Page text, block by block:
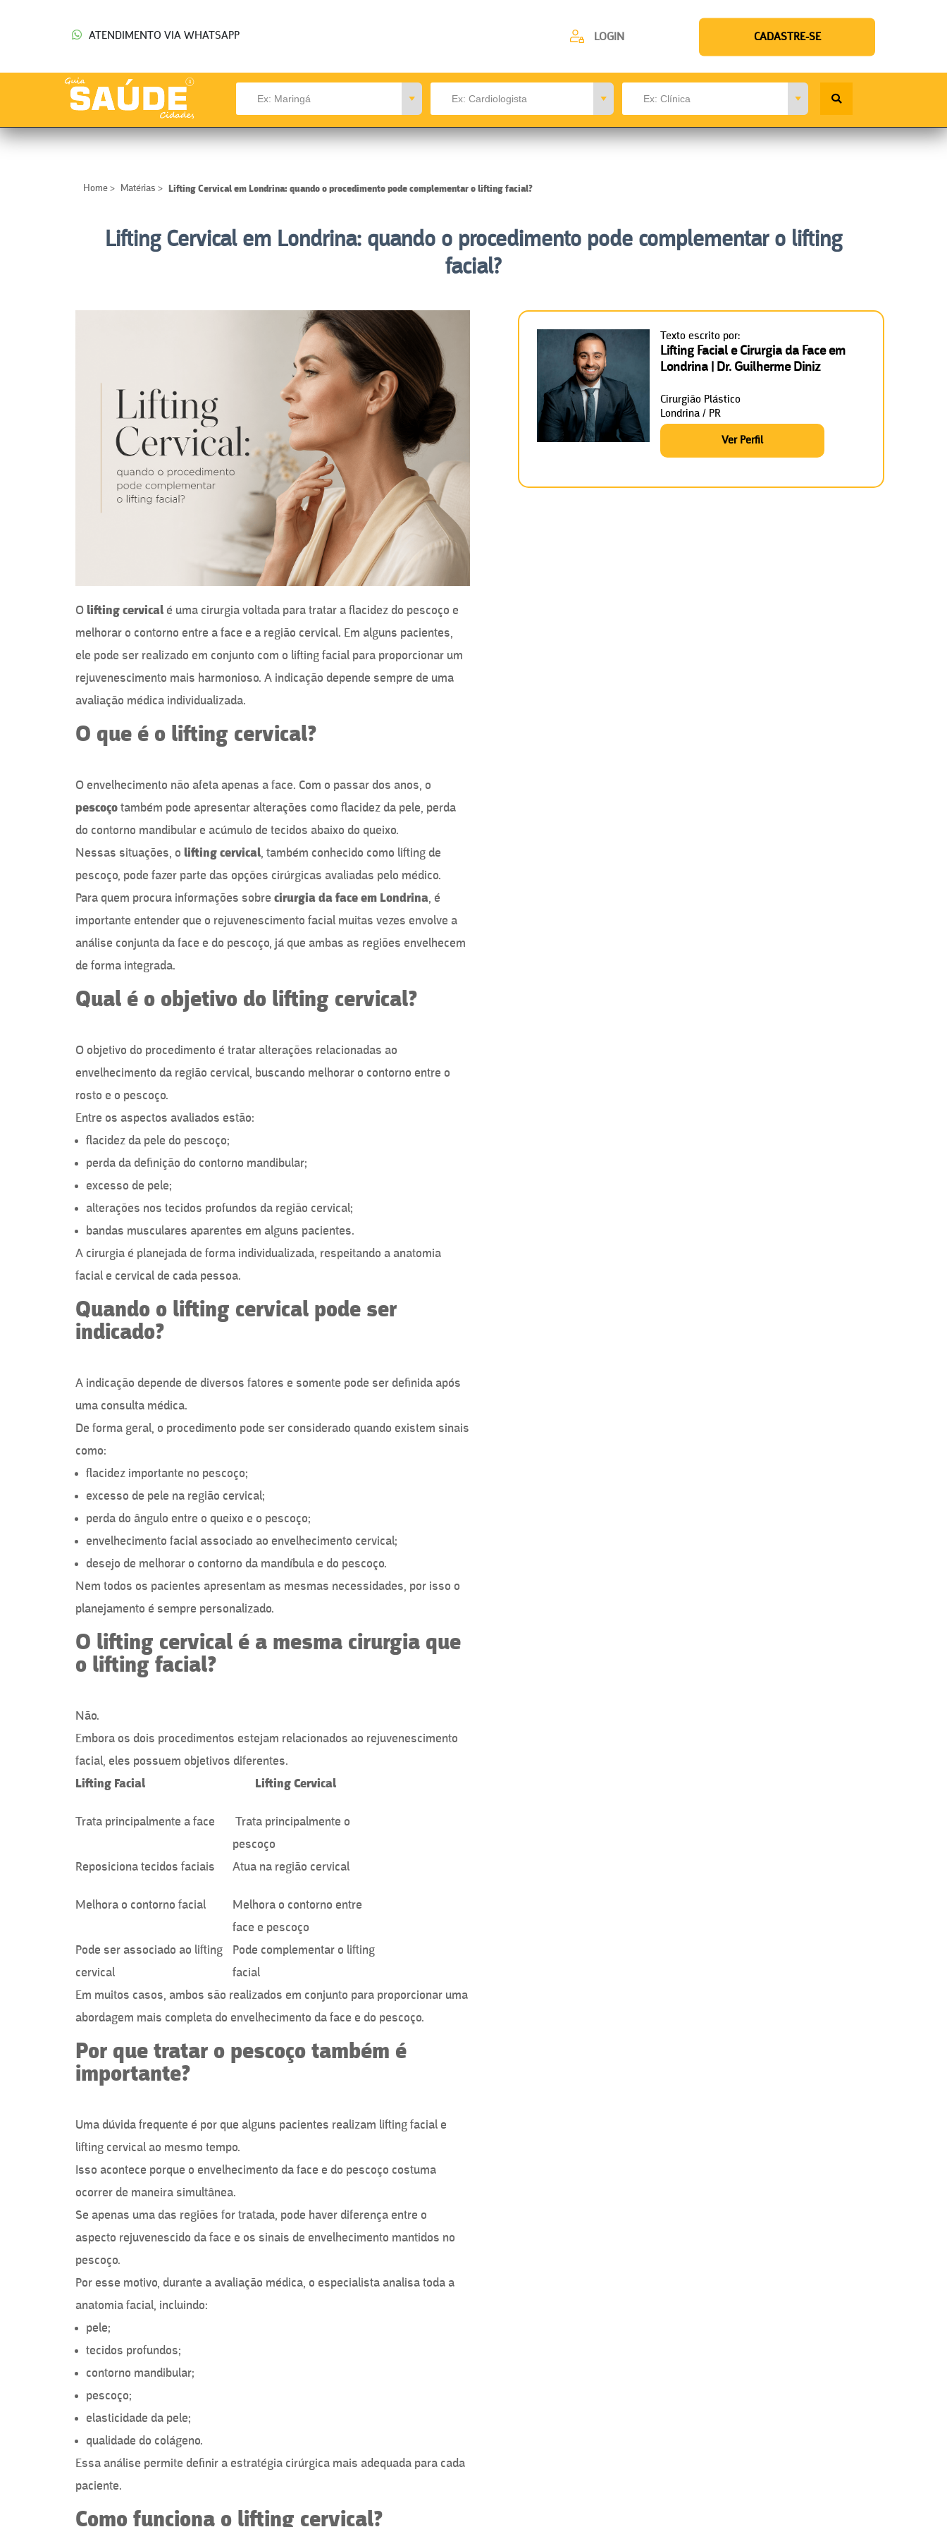
ATENDIMENTO VIA WHATSAPP LOGIN CADASTRE-SE
Home > Matérias > Lifting Cervical em Londrina: quando o procedimento pode complementar o lifting facial?
Lifting Cervical em Londrina: quando o procedimento pode complementar o lifting
facial?
O lifting cervical é uma cirurgia voltada para tratar a flacidez do pescoço e
melhorar o contorno entre a face e a região cervical. Em alguns pacientes,
ele pode ser realizado em conjunto com o lifting facial para proporcionar um
rejuvenescimento mais harmonioso. A indicação depende sempre de uma
avaliação médica individualizada.
O que é o lifting cervical?
O envelhecimento não afeta apenas a face. Com o passar dos anos, o
pescoço também pode apresentar alterações como flacidez da pele, perda
do contorno mandibular e acúmulo de tecidos abaixo do queixo.
Nessas situações, o lifting cervical, também conhecido como lifting de
pescoço, pode fazer parte das opções cirúrgicas avaliadas pelo médico.
Para quem procura informações sobre cirurgia da face em Londrina, é
importante entender que o rejuvenescimento facial muitas vezes envolve a
análise conjunta da face e do pescoço, já que ambas as regiões envelhecem
de forma integrada.
Qual é o objetivo do lifting cervical?
O objetivo do procedimento é tratar alterações relacionadas ao
envelhecimento da região cervical, buscando melhorar o contorno entre o
rosto e o pescoço.
Entre os aspectos avaliados estão:
flacidez da pele do pescoço;
perda da definição do contorno mandibular;
excesso de pele;
alterações nos tecidos profundos da região cervical;
bandas musculares aparentes em alguns pacientes.
A cirurgia é planejada de forma individualizada, respeitando a anatomia
facial e cervical de cada pessoa.
Quando o lifting cervical pode ser
indicado?
A indicação depende de diversos fatores e somente pode ser definida após
uma consulta médica.
De forma geral, o procedimento pode ser considerado quando existem sinais
como:
flacidez importante no pescoço;
excesso de pele na região cervical;
perda do ângulo entre o queixo e o pescoço;
envelhecimento facial associado ao envelhecimento cervical;
desejo de melhorar o contorno da mandíbula e do pescoço.
Nem todos os pacientes apresentam as mesmas necessidades, por isso o
planejamento é sempre personalizado.
O lifting cervical é a mesma cirurgia que
o lifting facial?
Não.
Embora os dois procedimentos estejam relacionados ao rejuvenescimento
facial, eles possuem objetivos diferentes.
Lifting Facial
Lifting Cervical
Trata principalmente a face
Trata principalmente o
pescoço
Reposiciona tecidos faciais
Atua na região cervical
Melhora o contorno facial
Melhora o contorno entre
face e pescoço
Pode ser associado ao lifting
cervical
Pode complementar o lifting
facial
Em muitos casos, ambos são realizados em conjunto para proporcionar uma
abordagem mais completa do envelhecimento da face e do pescoço.
Por que tratar o pescoço também é
importante?
Uma dúvida frequente é por que alguns pacientes realizam lifting facial e
lifting cervical ao mesmo tempo.
Isso acontece porque o envelhecimento da face e do pescoço costuma
ocorrer de maneira simultânea.
Se apenas uma das regiões for tratada, pode haver diferença entre o
aspecto rejuvenescido da face e os sinais de envelhecimento mantidos no
pescoço.
Por esse motivo, durante a avaliação médica, o especialista analisa toda a
anatomia facial, incluindo:
pele;
tecidos profundos;
contorno mandibular;
pescoço;
elasticidade da pele;
qualidade do colágeno.
Essa análise permite definir a estratégia cirúrgica mais adequada para cada
paciente.
Como funciona o lifting cervical?
Texto escrito por:
Lifting Facial e Cirurgia da Face em
Londrina | Dr. Guilherme Diniz
Cirurgião Plástico
Londrina / PR
Ver Perfil